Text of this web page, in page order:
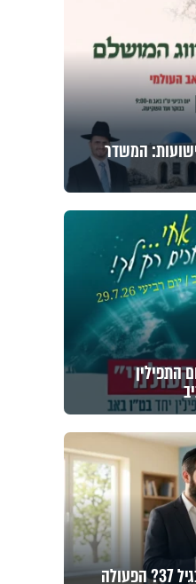
המשדר
התפילין
מה הסיכוי להתחתן בגיל 37? הפעולה